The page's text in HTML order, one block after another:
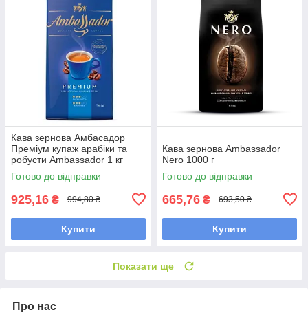
Кава зернова Амбасадор
Преміум купаж арабіки та
робусти Ambassador 1 кг
Готово до відправки
925,16 ₴ 994,80 ₴
Купити
Кава зернова Ambassador
Nero 1000 г
Готово до відправки
665,76 ₴ 693,50 ₴
Купити
Показати ще
Про нас